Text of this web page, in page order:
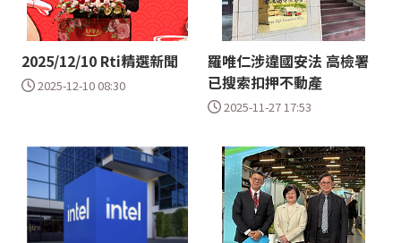
2025/12/10 Rti精選新聞
2025-12-10 08:30
羅唯仁涉違國安法 高檢署
已搜索扣押不動產
2025-11-27 17:53